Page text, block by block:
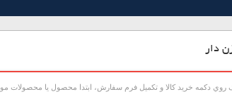
دار
روي دکمه خريد کالا و تکميل فرم سفارش، ابتدا محصول يا محصولات